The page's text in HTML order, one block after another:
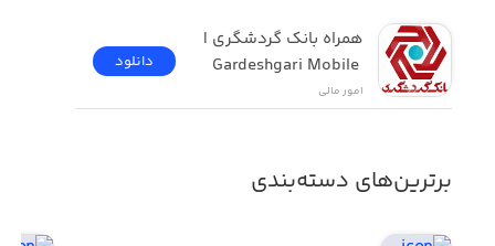
Gardeshgari Mobile
Bank iOS
امور ‌مالی
دانلود
برترین‌های دسته‌بندی